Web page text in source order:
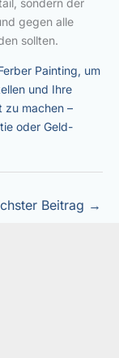
sondern der
gegen alle
sollten.
Painting, um
und Ihre
zu machen –
oder Geld-
Beitrag →